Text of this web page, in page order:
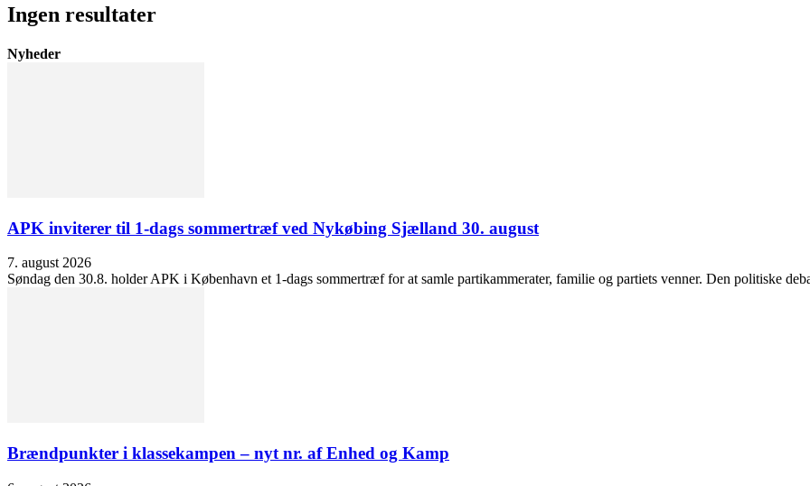
Ingen resultater
Nyheder
APK inviterer til 1-dags sommertræf ved Nykøbing Sjælland 30. august
7. august 2026
Søndag den 30.8. holder APK i København et 1-dags sommertræf for at samle partikammerater, familie og partiets venner. Den politiske
Brændpunkter i klassekampen – nyt nr. af Enhed og Kamp